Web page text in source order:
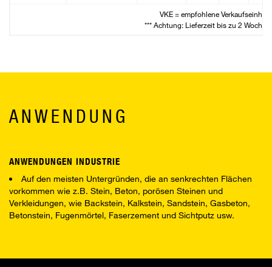
VKE = empfohlene Verkaufseinheit
*** Achtung: Lieferzeit bis zu 2 Wochen
ANWENDUNG
ANWENDUNGEN INDUSTRIE
Auf den meisten Untergründen, die an senkrechten Flächen
vorkommen wie z.B. Stein, Beton, porösen Steinen und
Verkleidungen, wie Backstein, Kalkstein, Sandstein, Gasbeton,
Betonstein, Fugenmörtel, Faserzement und Sichtputz usw.